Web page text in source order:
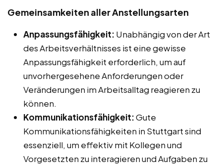
Gemeinsamkeiten aller Anstellungsarten
Anpassungsfähigkeit: Unabhängig von der Art
des Arbeitsverhältnisses ist eine gewisse
Anpassungsfähigkeit erforderlich, um auf
unvorhergesehene Anforderungen oder
Veränderungen im Arbeitsalltag reagieren zu
können.
Kommunikationsfähigkeit:Gute
Kommunikationsfähigkeiten in Stuttgart sind
essenziell, um effektiv mit Kollegen und
Vorgesetzten zu interagieren und Aufgaben zu